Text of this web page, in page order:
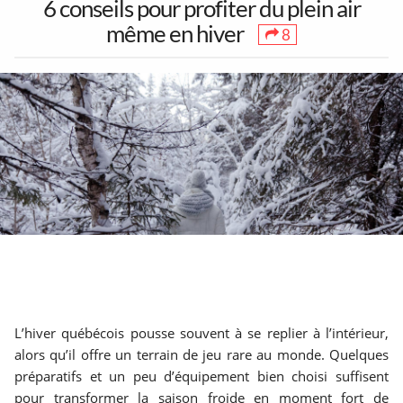
Contact
Ajouter un lieu/activité
English
Acheter abonnés Instagram et Facebook
Google Ads Click Fraud Protection and Prevention
Toutes les sorties Concerts Art & Musées
17
Festivals &
Marchés
104
Party & Nightlife
7
Théâtre &
Humour
90
Jeux &
Attractions
Bars & Cocktails
1720
Restaurants
étonnants
6 conseils pour profiter du plein air
même en hiver
8
L’hiver québécois pousse souvent à se replier à l’intérieur,
alors qu’il offre un terrain de jeu rare au monde. Quelques
préparatifs et un peu d’équipement bien choisi suffisent
pour transformer la saison froide en moment fort de